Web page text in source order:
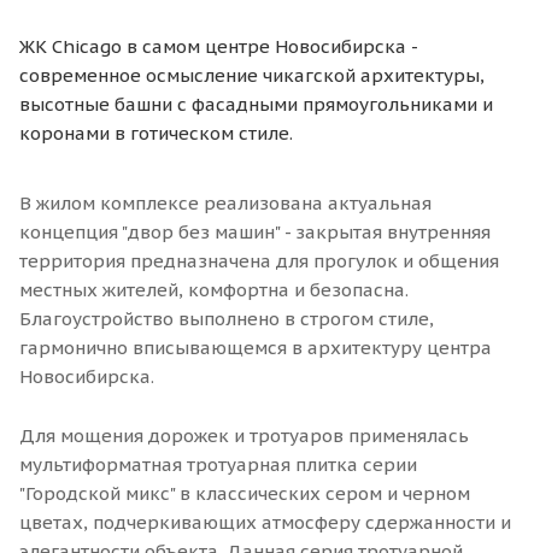
ЖК Chicago в самом центре Новосибирска -
современное осмысление чикагской архитектуры,
высотные башни с фасадными прямоугольниками и
коронами в готическом стиле.
В жилом комплексе реализована актуальная
концепция "двор без машин" - закрытая внутренняя
территория предназначена для прогулок и общения
местных жителей, комфортна и безопасна.
Благоустройство выполнено в строгом стиле,
гармонично вписывающемся в архитектуру центра
Новосибирска.
Для мощения дорожек и тротуаров применялась
мультиформатная тротуарная плитка серии
"Городской микс" в классических сером и черном
цветах, подчеркивающих атмосферу сдержанности и